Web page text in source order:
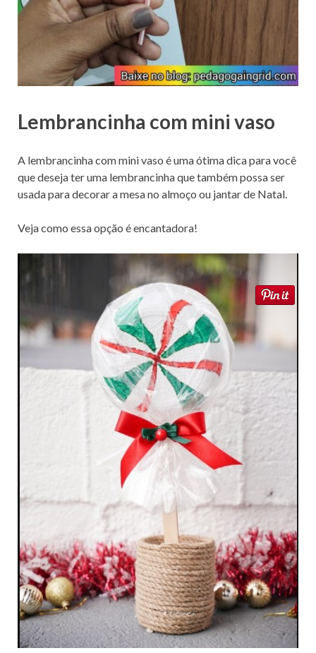
Lembrancinha com mini vaso
A lembrancinha com mini vaso é uma ótima dica para você
que deseja ter uma lembrancinha que também possa ser
usada para decorar a mesa no almoço ou jantar de Natal.
Veja como essa opção é encantadora!